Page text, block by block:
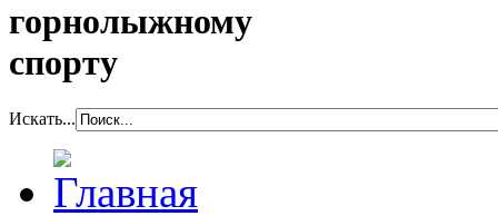
горнолыжному
спорту
Искать...